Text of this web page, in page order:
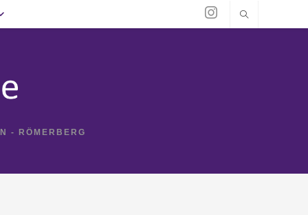
- RÖMERBERG